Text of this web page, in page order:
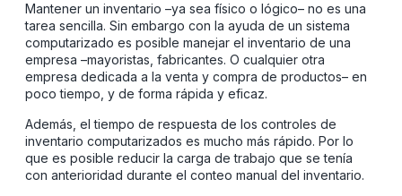
Mantener un inventario –ya sea físico o lógico– no es una
tarea sencilla. Sin embargo con la ayuda de un sistema
computarizado es posible manejar el inventario de una
empresa –mayoristas, fabricantes. O cualquier otra
empresa dedicada a la venta y compra de productos– en
poco tiempo, y de forma rápida y eficaz.
Además, el tiempo de respuesta de los controles de
inventario computarizados es mucho más rápido. Por lo
que es posible reducir la carga de trabajo que se tenía
con anterioridad durante el conteo manual del inventario.